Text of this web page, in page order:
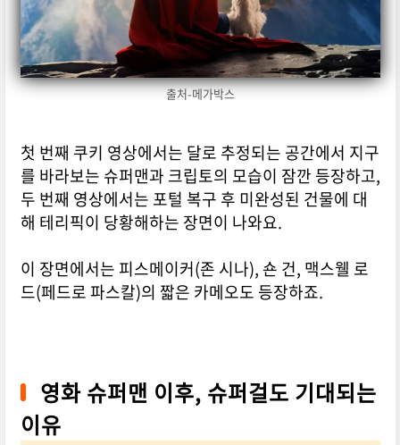
출처-메가박스
첫 번째 쿠키 영상에서는 달로 추정되는 공간에서 지구
를 바라보는 슈퍼맨과 크립토의 모습이 잠깐 등장하고,
두 번째 영상에서는 포털 복구 후 미완성된 건물에 대
해 테리픽이 당황해하는 장면이 나와요.
이 장면에서는 피스메이커(존 시나), 숀 건, 맥스웰 로
드(페드로 파스칼)의 짧은 카메오도 등장하죠.
영화 슈퍼맨 이후, 슈퍼걸도 기대되는
이유